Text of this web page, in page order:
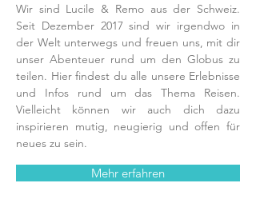
Wir sind Lucile & Remo aus der Schweiz.
Seit Dezember 2017 sind wir irgendwo in
der Welt unterwegs und freuen uns, mit dir
unser Abenteuer rund um den Globus zu
teilen. Hier findest du alle unsere Erlebnisse
und Infos rund um das Thema Reisen.
Vielleicht können wir auch dich dazu
inspirieren mutig, neugierig und offen für
neues zu sein.
Mehr erfahren